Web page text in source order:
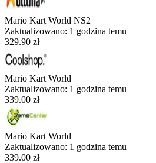
Mario Kart World NS2
Zaktualizowano: 1 godzina temu
329.90 zł
Mario Kart World
Zaktualizowano: 1 godzina temu
339.00 zł
Mario Kart World
Zaktualizowano: 1 godzina temu
339.00 zł